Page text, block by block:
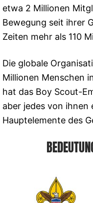
etwa 2 Millionen
Bewegung seit ihrer
Zeiten mehr als 110
Die globale
Millionen Menschen
hat das Boy Scout-
aber jedes von
Hauptelemente des